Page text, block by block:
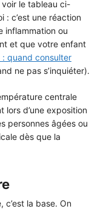
voir le tableau ci-
: c’est une réaction
inflammation ou
et que votre enfant
: quand consulter
ne pas s’inquiéter).
centrale
lors d’une exposition
personnes âgées ou
dès que la
c’est la base. On